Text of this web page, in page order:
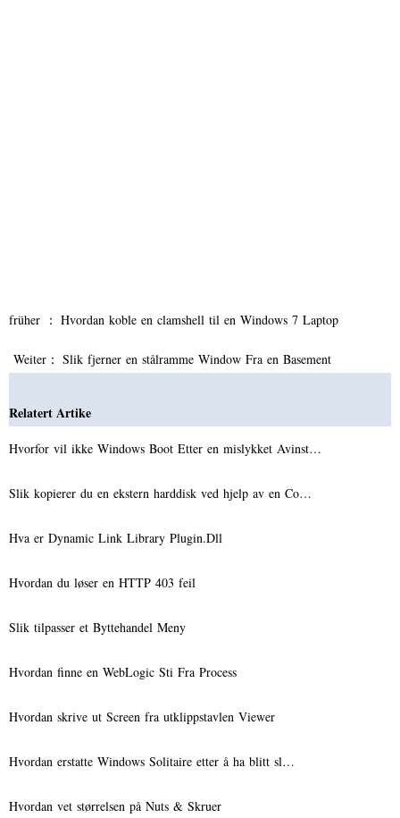
früher ： Hvordan koble en clamshell til en Windows 7 Laptop
Weiter： Slik fjerner en stålramme Window Fra en Basement
Relatert Artike
Hvorfor vil ikke Windows Boot Etter en mislykket Avinst…
Slik kopierer du en ekstern harddisk ved hjelp av en Co…
Hva er Dynamic Link Library Plugin.Dll
Hvordan du løser en HTTP 403 feil
Slik tilpasser et Byttehandel Meny
Hvordan finne en WebLogic Sti Fra Process
Hvordan skrive ut Screen fra utklippstavlen Viewer
Hvordan erstatte Windows Solitaire etter å ha blitt sl…
Hvordan vet størrelsen på Nuts & Skruer